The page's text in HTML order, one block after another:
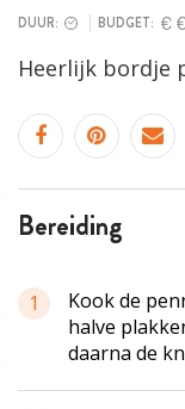
DUUR: BUDGET:
Heerlijk bordje
bereiding
1
Kook de
halve
daarna de